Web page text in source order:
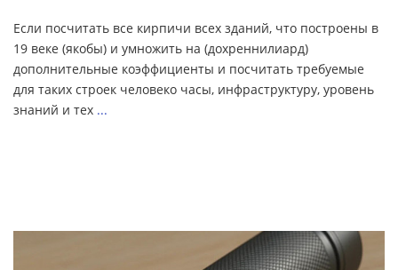
Если посчитать все кирпичи всех зданий, что построены в
19 веке (якобы) и умножить на (дохреннилиард)
дополнительные коэффициенты и посчитать требуемые
для таких строек человеко часы, инфраструктуру, уровень
знаний и тех ...